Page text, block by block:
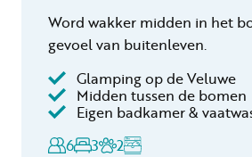
Word wakker midden in het
gevoel van buitenleven.
Glamping op de Veluwe
Midden tussen de bomen
Eigen badkamer &
6
3 2
Inclusief